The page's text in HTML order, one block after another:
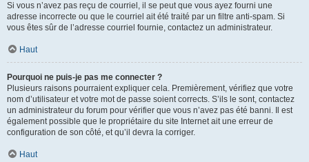
Si vous n’avez pas reçu de courriel, il se peut que vous ayez fourni une
adresse incorrecte ou que le courriel ait été traité par un filtre anti-spam. Si
vous êtes sûr de l’adresse courriel fournie, contactez un administrateur.
Haut
Pourquoi ne puis-je pas me connecter ?
Plusieurs raisons pourraient expliquer cela. Premièrement, vérifiez que votre
nom d’utilisateur et votre mot de passe soient corrects. S’ils le sont, contactez
un administrateur du forum pour vérifier que vous n’avez pas été banni. Il est
également possible que le propriétaire du site Internet ait une erreur de
configuration de son côté, et qu’il devra la corriger.
Haut